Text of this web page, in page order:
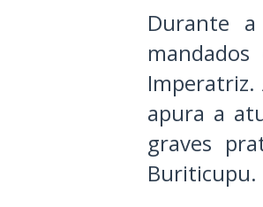
Durante
Imperatriz.
apura a
graves
Buriticupu.